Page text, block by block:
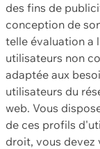
des fins de
conception de
telle évaluation a
utilisateurs non
adaptée aux
utilisateurs du
web. Vous
de ces profils
droit, vous devez